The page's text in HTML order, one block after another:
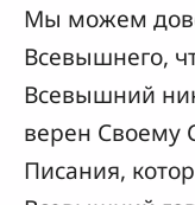
Мы можем
Всевышнего,
Всевышний
верен Своему
Писания,